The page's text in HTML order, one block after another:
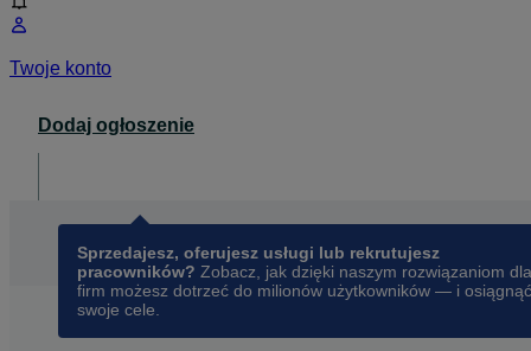
Twoje konto
Dodaj ogłoszenie
Sprzedajesz, oferujesz usługi lub rekrutujesz
pracowników? Zobacz, jak dzięki naszym rozwiązaniom dla
firm możesz dotrzeć do milionów użytkowników — i osiągnąć
swoje cele.